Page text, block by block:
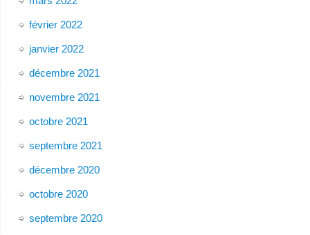
février 2022
janvier 2022
décembre 2021
novembre 2021
octobre 2021
septembre 2021
décembre 2020
octobre 2020
septembre 2020